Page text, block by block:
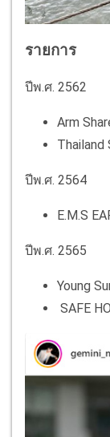
รายการ
ปีพ.ศ. 2562
Arm
Thailand
ปีพ.ศ. 2564
E.M.S
ปีพ.ศ. 2565
Young
SAFE